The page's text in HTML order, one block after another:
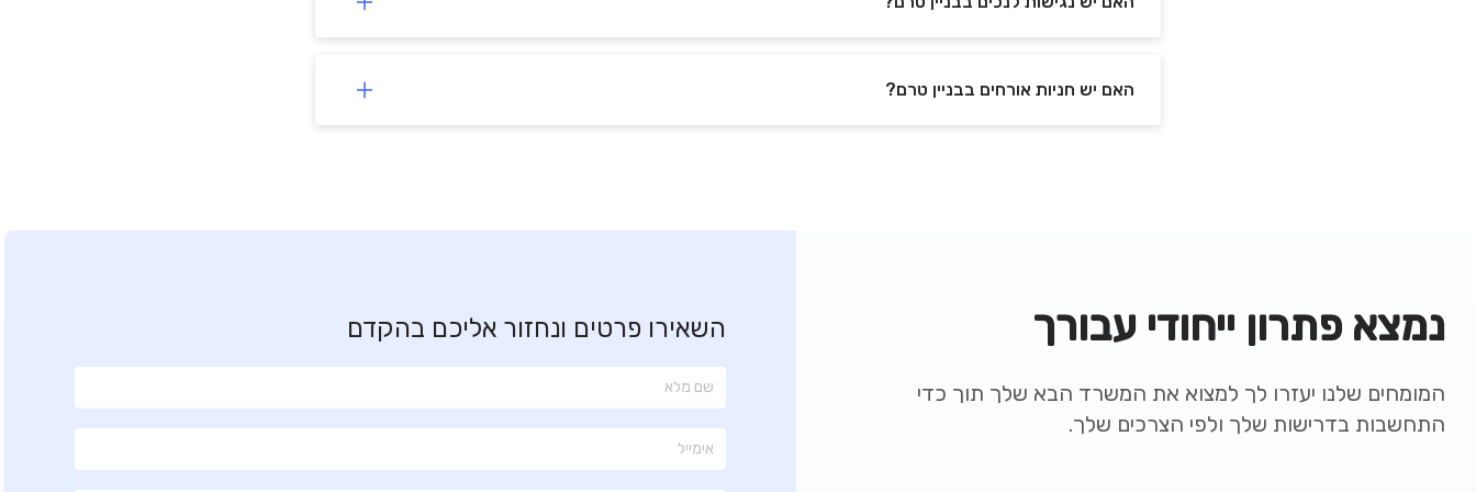
האם יש חניות אורחים בבניין טרם?
נמצא פתרון ייחודי עבורך
המומחים שלנו יעזרו לך למצוא את המשרד הבא שלך תוך כדי
התחשבות בדרישות שלך ולפי הצרכים שלך.
השאירו פרטים ונחזור אליכם בהקדם